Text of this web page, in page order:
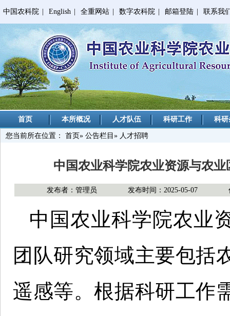
中国农科院 English 全重网站 数字农科院 邮箱登陆 联系我
首页 本所概况 人才队伍 科研工作 科
您当前所在位置： 首页» 公告栏目 » 人才招聘
中国农业科学院农业资源与农
发布者：管理员 发布时间：2025-05-07
中国农业科学院农业
团队研究领域主要包括
遥感等。根据科研工作